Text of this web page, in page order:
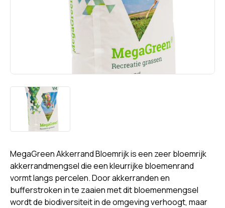
MegaGreen Akkerrand Bloemrijk is een zeer bloemrijk
akkerrandmengsel die een kleurrijke bloemenrand
vormt langs percelen. Door akkerranden en
bufferstroken in te zaaien met dit bloemenmengsel
wordt de biodiversiteit in de omgeving verhoogt, maar